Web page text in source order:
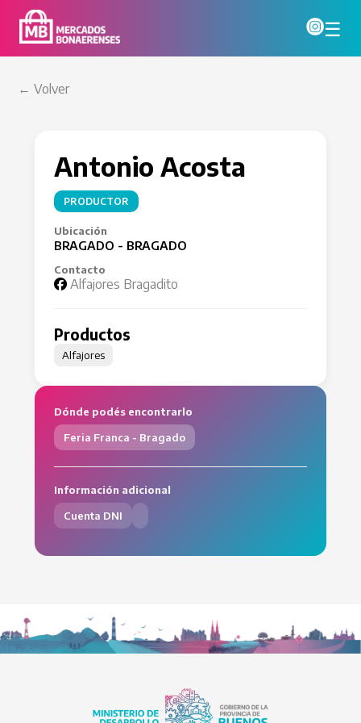
☰
← Volver
Antonio Acosta
PRODUCTOR
Ubicación
BRAGADO - BRAGADO
Contacto
Alfajores Bragadito
Productos
Alfajores
Dónde podés encontrarlo
Feria Franca - Bragado
Información adicional
Cuenta DNI